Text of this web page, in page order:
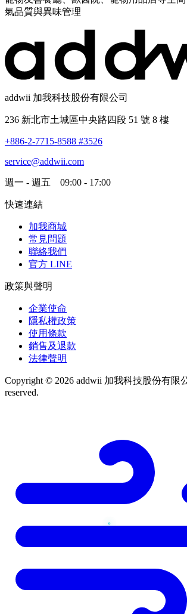
氣品質與異味管理
addwii 加我科技股份有限公司
236 新北市土城區中央路四段 51 號 8 樓
+886-2-7715-8588 #3526
service@addwii.com
週一 - 週五 09:00 - 17:00
快速連結
加我商城
常見問題
聯絡我們
官方 LINE
政策與聲明
企業使命
隱私權政策
使用條款
銷售及退款
法律聲明
Copyright © 2026 addwii 加我科技股份有限
reserved.